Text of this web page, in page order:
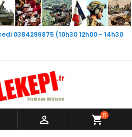
0384296875 (10h30 12h00 - 14h30
 shopping_cart0